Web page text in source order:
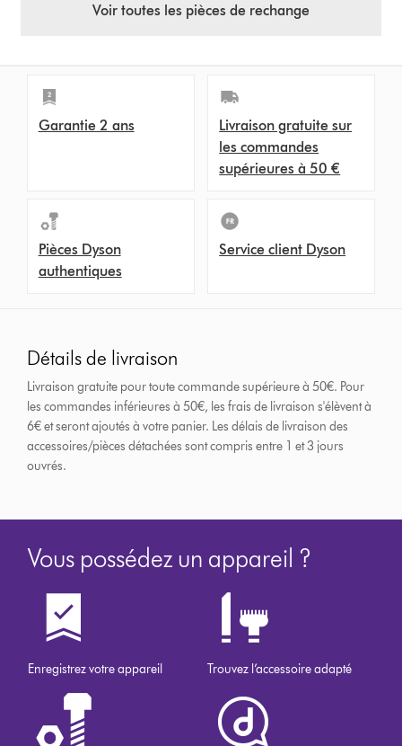
Voir toutes les pièces de rechange
Garantie 2 ans
Livraison gratuite sur
les commandes
supérieures à 50 €
Pièces Dyson
authentiques
Service client Dyson
Détails de livraison
Livraison gratuite pour toute commande supérieure à 50€. Pour
les commandes inférieures à 50€, les frais de livraison s'élèvent à
6€ et seront ajoutés à votre panier. Les délais de livraison des
accessoires/pièces détachées sont compris entre 1 et 3 jours
ouvrés.
Vous possédez un appareil ?
Enregistrez votre appareil Trouvez l’accessoire adapté